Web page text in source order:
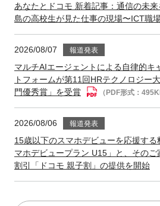
あなたとドコモ 新着記事：通信の未
島の高校生が見た仕事の現場〜ICT職
2026/08/07 報道発表
マルチAIエージェントによる自律的キ
トフォームが第11回HRテクノロジー
門優秀賞」を受賞
（PDF形式：
2026/08/06 報道発表
15歳以下のスマホデビューを応援する
マホデビュープラン U15」と、そのご
割引「ドコモ 親子割」の提供を開始